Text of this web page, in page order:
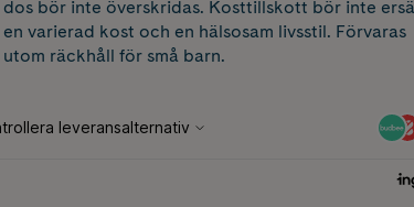
dos bör inte överskridas. Kosttillskott bör inte
en varierad kost och en hälsosam livsstil. Förvaras
utom räckhåll för små barn.